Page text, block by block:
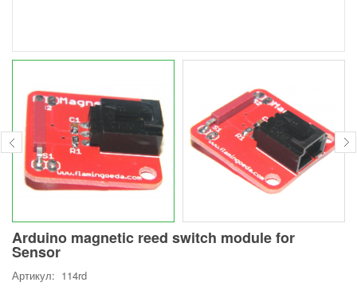
Arduino magnetic reed switch module for
Sensor
Артикул: 114rd